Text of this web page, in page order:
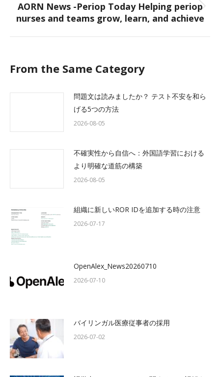
Next
post:
AORN News -Periop Today Helping periop
nurses and teams grow, learn, and achieve
From the Same Category
問題文は読みましたか？ テスト不安を和ら
げる5つの方法
2026-08-05
不確実性から自信へ：外国語学習における
より明確な道筋の構築
2026-08-05
組織に新しいROR IDを追加する時の注意
2026-07-17
OpenAlex_News20260710
2026-07-10
バイリンガル医療従事者の採用
2026-07-02